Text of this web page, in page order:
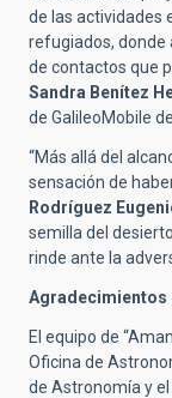
de las actividades
refugiados, donde
de contactos que
Sandra Benítez
de GalileoMobile
“Más allá del
sensación de
Rodríguez
semilla del
rinde ante la
Agradecimientos
El equipo de
Oficina de
de Astronomía y